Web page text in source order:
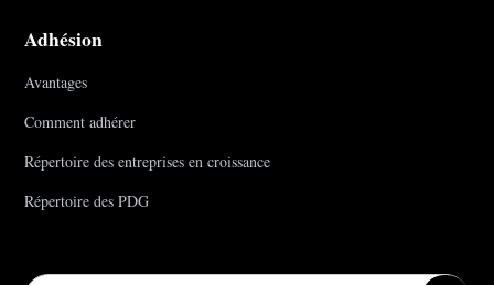
Adhésion
Avantages
Comment adhérer
Répertoire des entreprises en croissance
Répertoire des PDG